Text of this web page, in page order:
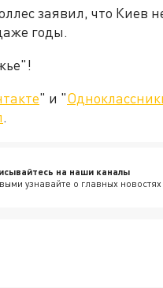
заявил, что Киев
годы.
" и "
.
на наши каналы
узнавайте о главных